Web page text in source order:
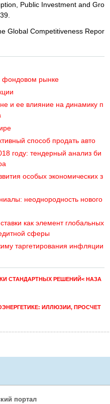
Public Investment and Gro
Global Competitiveness Repor
фондовом рынке
и ее влияние на динамику п
способ продать авто
году: тендерный анализ би
особых экономических з
неоднородность нового
как элемент глобальных
сферы
таргетирования инфляции
СТАНДАРТНЫХ РЕШЕНИЙ< НАЗА
ИЛЛЮЗИИ, ПРОСЧЕТ
портал